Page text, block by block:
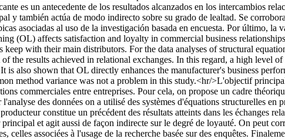
es un antecedente de los resultados alcanzados en los intercambios
y también actúa de modo indirecto sobre su grado de lealtad. Se
asociadas al uso de la investigación basada en encuesta. Por último,
(OL) affects satisfaction and loyalty in commercial business
with their main distributors. For the data analyses of structural
the results achieved in relational exchanges. In this regard, a high level
also shown that OL directly enhances the manufacturer's business
method variance was not a problem in this study.<hr/>L'objectif
commerciales entre entreprises. Pour cela, on propose un cadre
des données on a utilisé des systèmes d'équations structurelles en
constitue un précédent des résultats atteints dans les échanges
et agit aussi de façon indirecte sur le degré de loyauté. On peut
celles associées à l'usage de la recherche basée sur des enquêtes.